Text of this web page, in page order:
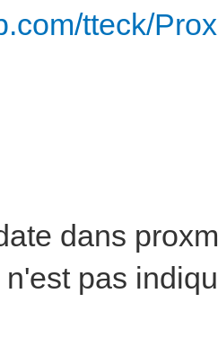
tteck/
dans
pas